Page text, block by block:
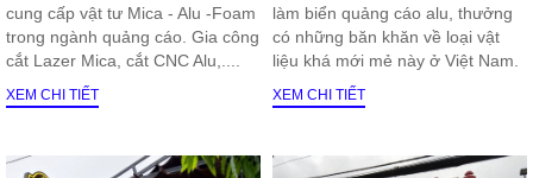
cung cấp vật tư Mica - Alu -Foam
trong ngành quảng cáo. Gia công
cắt Lazer Mica, cắt CNC Alu,....
XEM CHI TIẾT
làm biển quảng cáo alu, thưởng
có những băn khăn về loại vật
liệu khá mới mẻ này ở Việt Nam.
Do vậy hôm
nay GAGVIETNAM sẽ có bài mô
để chúng ta cùng loại bỏ hết
XEM CHI TIẾT